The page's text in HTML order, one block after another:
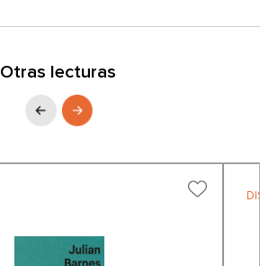
Otras lecturas